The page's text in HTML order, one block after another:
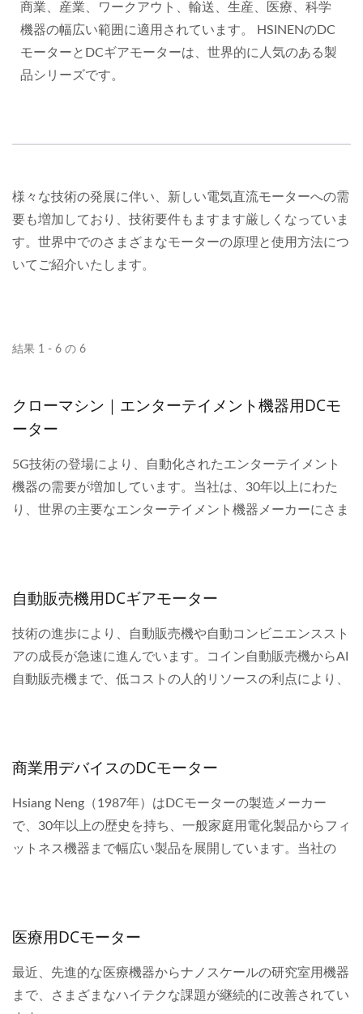
商業、産業、ワークアウト、輸送、生産、医療、科学
機器の幅広い範囲に適用されています。 HSINENのDC
モーターとDCギアモーターは、世界的に人気のある製
品シリーズです。
様々な技術の発展に伴い、新しい電気直流モーターへの需
要も増加しており、技術要件もますます厳しくなっていま
す。世界中でのさまざまなモーターの原理と使用方法につ
いてご紹介いたします。
結果 1 - 6 の 6
クローマシン｜エンターテイメント機器用DCモ
ーター
5G技術の登場により、自動化されたエンターテイメント
機器の需要が増加しています。当社は、30年以上にわた
り、世界の主要なエンターテイメント機器メーカーにさま
自動販売機用DCギアモーター
技術の進歩により、自動販売機や自動コンビニエンススト
アの成長が急速に進んでいます。コイン自動販売機からAI
自動販売機まで、低コストの人的リソースの利点により、
ます。
商業用デバイスのDCモーター
Hsiang Neng（1987年）はDCモーターの製造メーカー
で、30年以上の歴史を持ち、一般家庭用電化製品からフィ
ットネス機器まで幅広い製品を展開しています。当社の
医療用DCモーター
最近、先進的な医療機器からナノスケールの研究室用機器
まで、さまざまなハイテクな課題が継続的に改善されてい